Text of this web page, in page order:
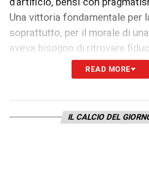
Una vittoria fondamentale per
soprattutto, per il morale di
aveva bisogno di ritrovare
LA PLAYLIST DELLE NOSTRE
READ MORE
IL CALCIO DEL